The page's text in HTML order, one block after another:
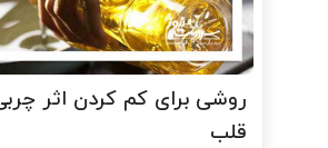
روشی برای کم کردن اثر
قلب